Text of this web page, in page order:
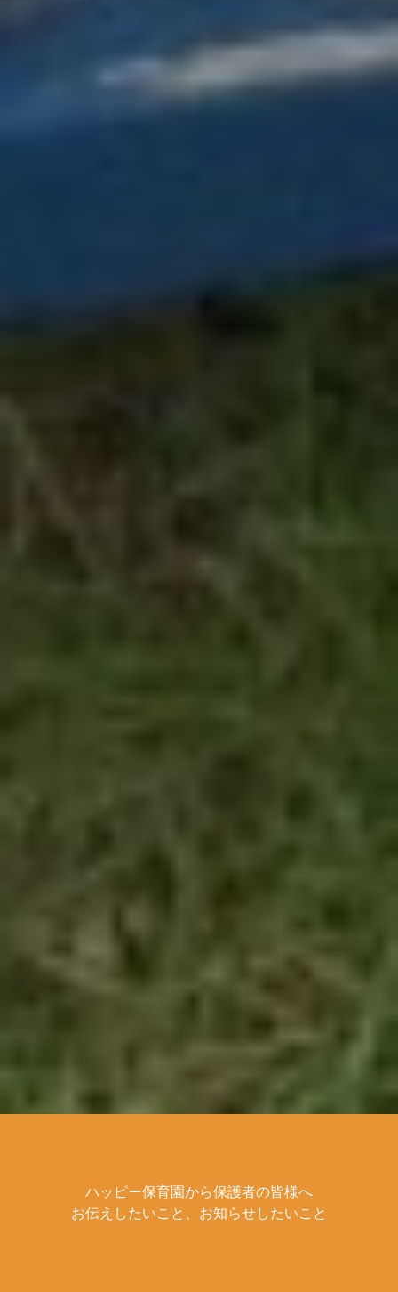
ハッピー保育園から保護者の皆様へ
お伝えしたいこと、お知らせしたいこと